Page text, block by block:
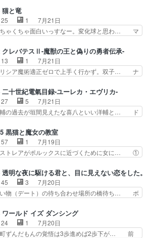
食うやん魔人狩りチーム強… 人類滅亡寸前ま
い詰められていたのに、… 第３話をU-NEXT
聴しました。視聴…
たようなチョロインだったな。下半… 前回か
き続いてじいさんとの決別の冒頭… あっちは
でこっちは物怪。忍者っぽいア… 護衛対象と
弐郎を連れて隠密局へ、彼の… →現状展開が
郎は鬼子母神一華の護衛… 護衛はお尻一華、
は定番やっぱ物の怪の… ①敵は会話してる最
同乗者を物音一つ発…
猫と竜
25 1
7月21日
ゃくちゃ面白いっすなー。変化球と思わ… マ
の猫たちの誕生と成長を見守る猫竜… 前回猫
で熊退治をしていた中の一匹の猫… と思って
いったらクロバネのCV.速水… 「おじちゃん
内に甘い」で、いきなり笑… ガチで素晴らし
猫たちのその後が描か… 王子の旅の始まりは
にそうでしたよね！… リゼロ見終わっちゃっ
のぼの系がいいか…
クレバテスⅡ-魔獣の王と偽りの勇者伝承-
13 1
7月21日
シア魔術適正ゼロで上手く行かず。双子… ナ
の時台に乗ってるサラサ可愛いw学… ナイ
シフォンリッツの出番が多くて嬉し… 石田で
つワルだな。なぜ大猿に変身した… 2冊目の
の書は学長の手に1話冒頭と合… アリシアと
にロリ化されて学生にされ… これはいい黒沢
よ。笑いのセンスも合う… ナイエのリアクシ
が面白い。ローメイン…
二十世紀電氣目録-ユーレカ・エヴリカ-
27 5
7月21日
の過去が垣間見えたな喜八といい洋輔と… ド
録に固執する理由もほぼ明らかとな… これ京
だったのかそのわりにはそこまで… 清六兄ち
と喜八、清六と洋輔それぞれの… 化学的作用
りて継続して…電池と称すっ… 洋輔、清六の
みんなで物作りで一気に… 作画は最高なのに
つまらない。やっぱ京… 天下り式に竹のフィ
ントが出てきたのは…
黒猫と魔女の教室
57 1
7月19日
トレアがポルックスに近づくために女に… ①
ストレアの野望による性転換、後半… アスト
君の作戦に皆巻き込まれてて草捕… アストレ
作った薬によって男女入れ替わ… アルトレア
ルックスのこと好きとは言え… アストレアが
騒動と賑やかでいいねw… 偉大な父を持つが
悩(独自のおっぱい論… 鉄板中の鉄板、性転
酩酊ネタの二連発(…
透明な夜に駆ける君と、目に見えない恋をした。
45 3
7月20日
物（デート）の待ち合わせ場所の橋待ち… ボ
らす打ち上げ花火。人混みの中、み… どんど
ュンが増えていく展開に毎回わく… ちょこっ
ければと風が吹き手元にあった… 』は、率直
ワールド イズ ダンシング
24 1
7月20日
ずんだもんの覚悟は3歩進めば2歩下が… 前